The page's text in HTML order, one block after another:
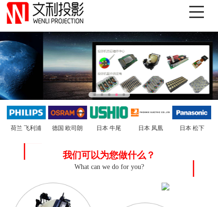
荷兰 飞利浦 德国 欧司朗 日本 牛尾 日本 凤凰 日本 松下
我们可以为您做什么？
What can we do for you?